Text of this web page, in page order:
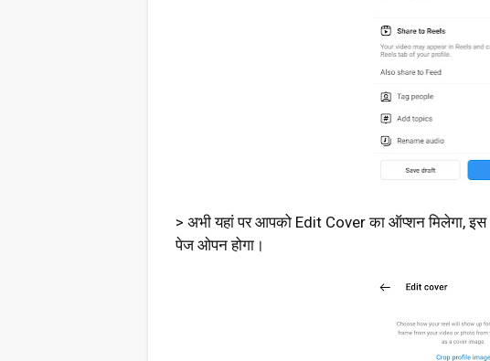
> अभी यहां पर आपको Edit Cover का ऑप्शन मिलेगा,
पेज ओपन होगा।